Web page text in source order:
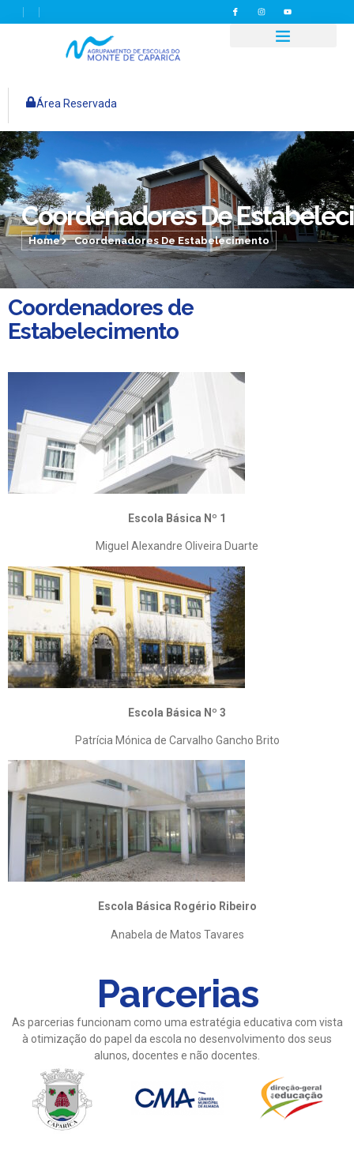
Área Reservada
Coordenadores De
Home Coordenadores De Estabelecimento
Coordenadores de
Estabelecimento
Escola Básica Nº 1
Miguel Alexandre Oliveira Duarte
Escola Básica Nº 3
Patrícia Mónica de Carvalho Gancho Brito
Escola Básica Rogério Ribeiro
Anabela de Matos Tavares
Parcerias
As parcerias funcionam como uma estratégia educativa com vista
à otimização do papel da escola no desenvolvimento dos seus
alunos, docentes e não docentes.